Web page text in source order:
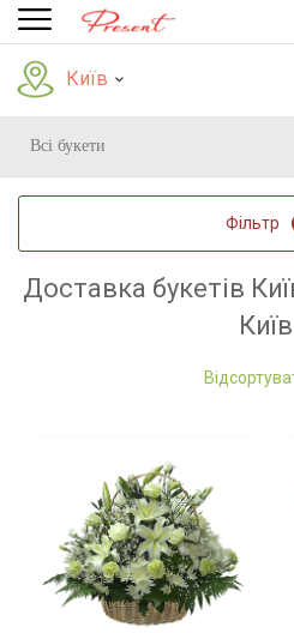
Київ
Всі букети
Фільтр
Доставка букетів
Київ